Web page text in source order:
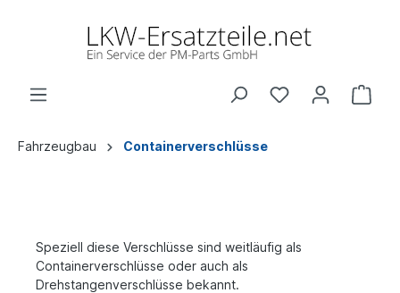
Fahrzeugbau Containerverschlüsse
Speziell diese Verschlüsse sind weitläufig als
Containerverschlüsse oder auch als
Drehstangenverschlüsse bekannt.